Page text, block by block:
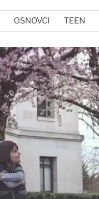
OSNOVCI TEEN